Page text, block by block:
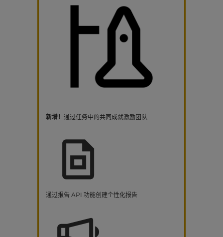
新增！ 通过任务中的共同成就激励团队
通过报告 API 功能创建个性化报告